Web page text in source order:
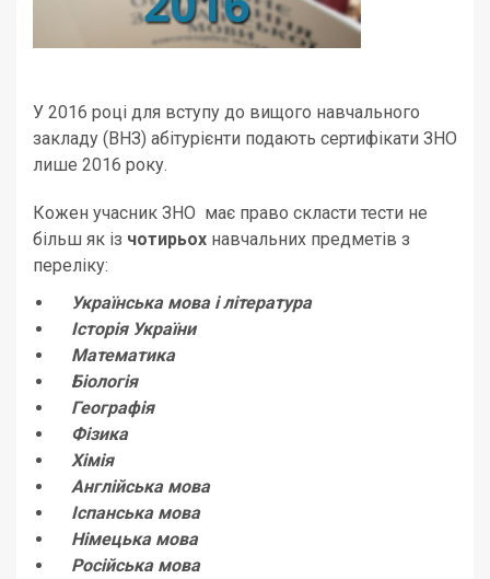
У 2016 році для вступу до вищого навчального
закладу (ВНЗ) абітурієнти подають сертифікати ЗНО
лише 2016 року.
Кожен учасник ЗНО має право скласти тести не
більш як із чотирьох навчальних предметів з
переліку:
Українська мова і література
Історія України
Математика
Біологія
Географія
Фізика
Хімія
Англійська мова
Іспанська мова
Німецька мова
Російська мова